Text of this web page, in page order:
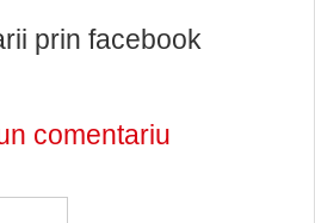
prin facebook
comentariu